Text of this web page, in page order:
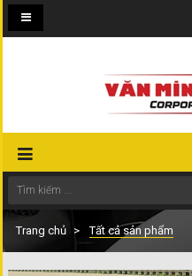
Toggle
navigation
Trang chủ Tất cả sản phẩm